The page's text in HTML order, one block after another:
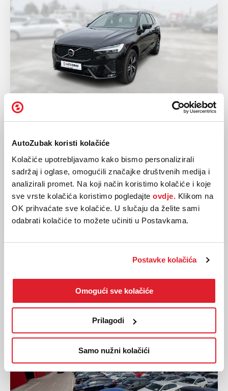
AutoZubak koristi kolačiće
Kolačiće upotrebljavamo kako bismo personalizirali
sadržaj i oglase, omogućili značajke društvenih medija i
analizirali promet. Na koji način koristimo kolačiće i koje
sve vrste kolačića koristimo pogledajte ovdje. Klikom na
OK prihvaćate sve kolačiće. U slučaju da želite sami
odabrati kolačiće to možete učiniti u Postavkama.
Postavke kolačića
Omogući sve kolačiće
Prilagodi
Samo nužni kolačići
VOLVO
2022
89.695 km
Dizel
145 kw / 197 ks
Automatski
43.938,00 EUR
Leasing Volvo rabljeni auti
Rabljeni Volvo na leasing